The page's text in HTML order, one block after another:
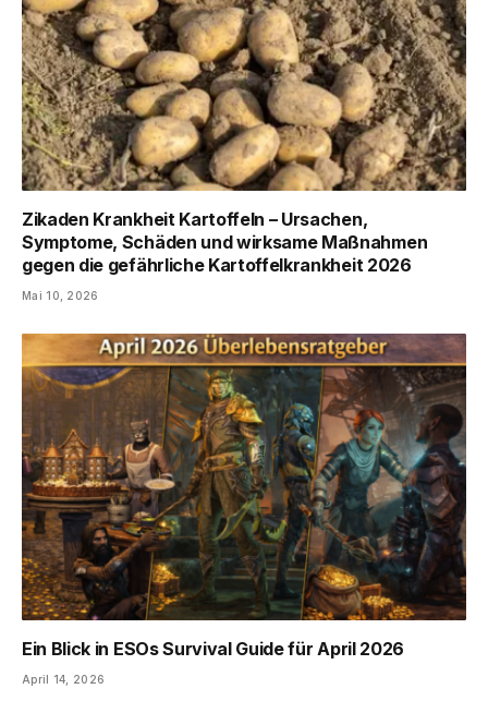
Zikaden Krankheit Kartoffeln – Ursachen,
Symptome, Schäden und wirksame Maßnahmen
gegen die gefährliche Kartoffelkrankheit 2026
Mai 10, 2026
Ein Blick in ESOs Survival Guide für April 2026
April 14, 2026